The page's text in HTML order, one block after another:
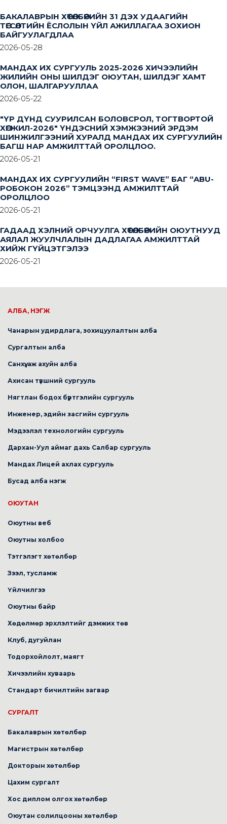
БАКАЛАВРЫН ХӨТӨЛБӨРИЙН 31 ДЭХ УДААГИЙН
ТӨГСӨЛТИЙН ЁСЛОЛЫН ҮЙЛ АЖИЛЛАГАА ЗОХИОН
БАЙГУУЛАГДЛАА
2026-05-28
МАНДАХ ИХ СУРГУУЛЬ 2025-2026 ХИЧЭЭЛИЙН
ЖИЛИЙН ОНЫ ШИЛДЭГ ОЮУТАН, ШИЛДЭГ ХАМТ
ОЛОН, ШАЛГАРУУЛЛАА
2026-05-22
"ҮР ДҮНД СУУРИЛСАН БОЛОВСРОЛ, ТОГТВОРТОЙ
ХӨГЖИЛ-2026" ҮНДЭСНИЙ ХЭМЖЭЭНИЙ ЭРДЭМ
ШИНЖИЛГЭЭНИЙ ХУРАЛД МАНДАХ ИХ СУРГУУЛИЙН
БАГШ НАР АМЖИЛТТАЙ ОРОЛЦЛОО.
2026-05-21
МАНДАХ ИХ СУРГУУЛИЙН “FIRST WAVE” БАГ “ABU-
РОБОКОН 2026” ТЭМЦЭЭНД АМЖИЛТТАЙ
ОРОЛЦЛОО
2026-05-21
ГАДААД ХЭЛНИЙ ОРЧУУЛГА ХӨТӨЛБӨРИЙН ОЮУТНУУД
АЯЛАЛ ЖУУЛЧЛАЛЫН ДАДЛАГАА АМЖИЛТТАЙ
ХИЙЖ ГҮЙЦЭТГЭЛЭЭ
2026-05-21
АЛБА, НЭГЖ
Чанарын удирдлага, зохицуулалтын алба
Сургалтын алба
Санхүү, аж ахуйн алба
Ахисан түвшний сургууль
Нягтлан бодох бүртгэлийн сургууль
Инженер, эдийн засгийн сургууль
Мэдээлэл технологийн сургууль
Дархан-Уул аймаг дахь Салбар сургууль
Мандах Лицей ахлах сургууль
Бусад алба нэгж
ОЮУТАН
Оюутны веб
Оюутны холбоо
Тэтгэлэгт хөтөлбөр
Зээл, тусламж
Үйлчилгээ
Оюутны байр
Хөдөлмөр эрхлэлтийг дэмжих төв
Клуб, дугуйлан
Тодорхойлолт, маягт
Хичээлийн хуваарь
Стандарт бичилтийн загвар
СУРГАЛТ
Бакалаврын хөтөлбөр
Магистрын хөтөлбөр
Докторын хөтөлбөр
Цахим сургалт
Хос диплом олгох хөтөлбөр
Оюутан солилцооны хөтөлбөр